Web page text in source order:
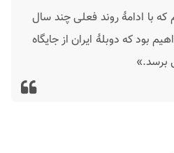
که با ادامهٔ روند فعلی چند سال
بود که دوبلهٔ ایران از جایگاه
برسد.»